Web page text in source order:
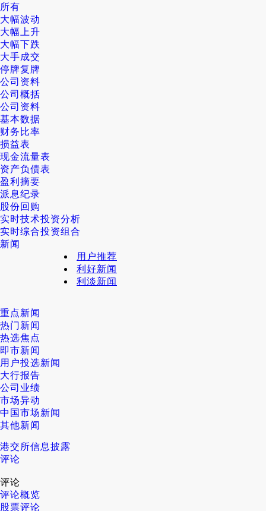
所有
大幅波动
大幅上升
大幅下跌
大手成交
停牌复牌
公司资料
公司概括
公司资料
基本数据
财务比率
损益表
现金流量表
资产负债表
盈利摘要
派息纪录
股份回购
实时技术投资分析
实时综合投资组合
新闻
重点新闻
热门新闻
热选焦点
即市新闻
用户投选新闻
大行报告
公司业绩
市场异动
中国市场新闻
其他新闻
港交所信息披露
用户推荐
利好新闻
利淡新闻
评论
评论
评论概览
股票评论